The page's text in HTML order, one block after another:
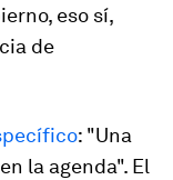
eso sí,
de
: "Una
la agenda". El